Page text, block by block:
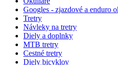
Googles - zjazdové a enduro
Tretry
Návleky na tretry
Diely a doplnky
MTB tretry
Cestné tretry
Diely bicyklov